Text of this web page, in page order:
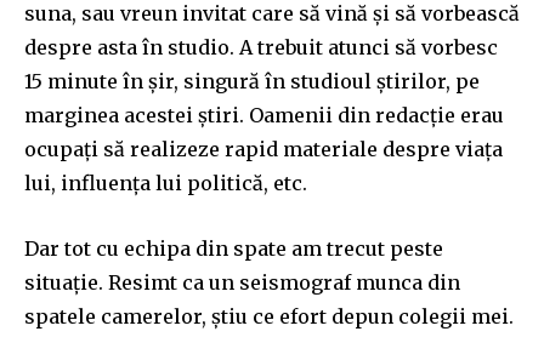
suna, sau vreun invitat care să vină și să vorbească
despre asta în studio. A trebuit atunci să vorbesc
15 minute în șir, singură în studioul știrilor, pe
marginea acestei știri. Oamenii din redacție erau
ocupați să realizeze rapid materiale despre viața
lui, influența lui politică, etc.
Dar tot cu echipa din spate am trecut peste
situație. Resimt ca un seismograf munca din
spatele camerelor, știu ce efort depun colegii mei.